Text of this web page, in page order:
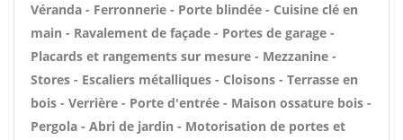
Véranda - Ferronnerie - Porte blindée - Cuisine clé en
main - Ravalement de façade - Portes de garage -
Placards et rangements sur mesure - Mezzanine -
Stores - Escaliers métalliques - Cloisons - Terrasse en
bois - Verrière - Porte d'entrée - Maison ossature bois -
Pergola - Abri de jardin - Motorisation de portes et